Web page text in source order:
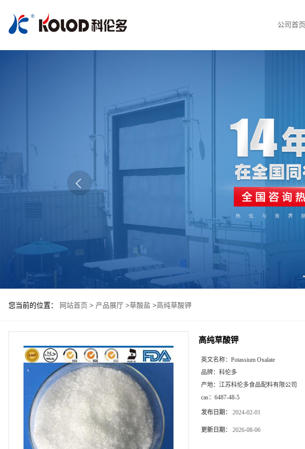
公司首页
您当前的位置： 网站首页 > 产品展厅 >草酸盐 >高纯草酸钾
高纯草酸钾
英文名称： Potassium Oxalate
品牌： 科伦多
产地： 江苏科伦多食品配料有限公司
cas： 6487-48-5
发布日期： 2024-02-01
更新日期： 2026-08-06